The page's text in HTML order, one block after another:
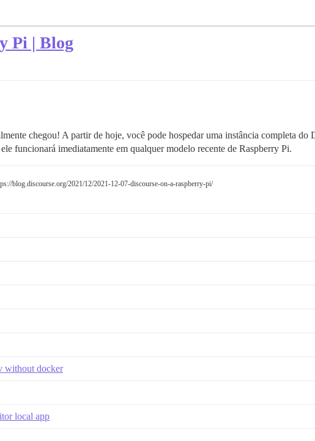
Pi | Blog
chegou! A partir de hoje, você pode hospedar uma instância completa do
ele funcionará imediatamente em qualquer modelo recente de Raspberry Pi.
blog.discourse.org/2021/12/2021-12-07-discourse-on-a-raspberry-pi/
without docker
local app